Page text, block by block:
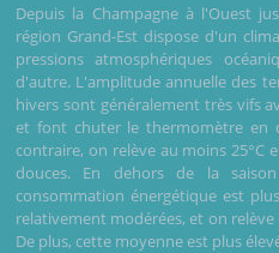
Depuis la Champagne à l'Ouest
région Grand-Est dispose d'un
pressions atmosphériques
d'autre. L'amplitude annuelle des
hivers sont généralement très vifs
et font chuter le thermomètre en
contraire, on relève au moins 25°C
douces. En dehors de la
consommation énergétique est
relativement modérées, et on
De plus, cette moyenne est plus